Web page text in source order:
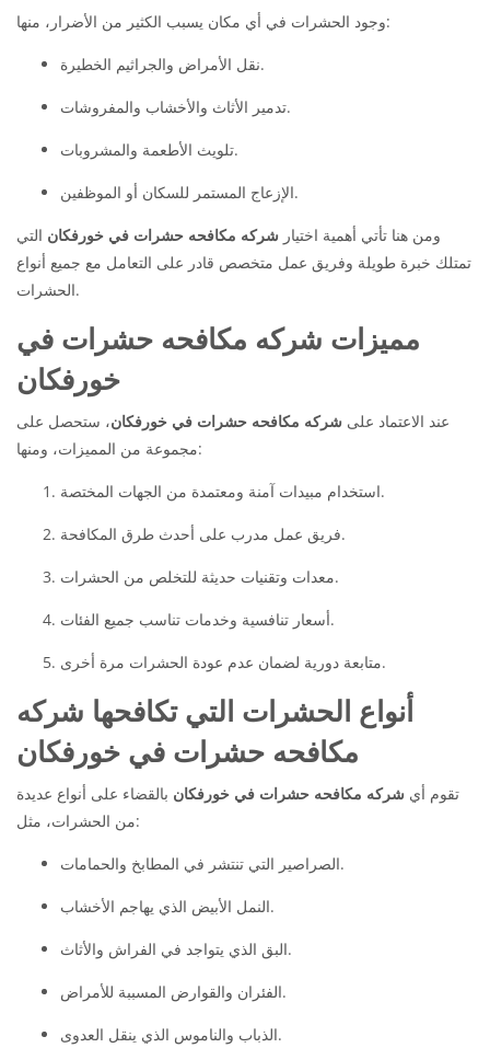
وجود الحشرات في أي مكان يسبب الكثير من الأضرار، منها:
نقل الأمراض والجراثيم الخطيرة.
تدمير الأثاث والأخشاب والمفروشات.
تلويث الأطعمة والمشروبات.
الإزعاج المستمر للسكان أو الموظفين.
ومن هنا تأتي أهمية اختيار شركه مكافحه حشرات في خورفكان التي
تمتلك خبرة طويلة وفريق عمل متخصص قادر على التعامل مع جميع أنواع
الحشرات.
مميزات شركه مكافحه حشرات في
خورفكان
عند الاعتماد على شركه مكافحه حشرات في خورفكان، ستحصل على
مجموعة من المميزات، ومنها:
استخدام مبيدات آمنة ومعتمدة من الجهات المختصة.
فريق عمل مدرب على أحدث طرق المكافحة.
معدات وتقنيات حديثة للتخلص من الحشرات.
أسعار تنافسية وخدمات تناسب جميع الفئات.
متابعة دورية لضمان عدم عودة الحشرات مرة أخرى.
أنواع الحشرات التي تكافحها شركه
مكافحه حشرات في خورفكان
تقوم أي شركه مكافحه حشرات في خورفكان بالقضاء على أنواع عديدة
من الحشرات، مثل:
الصراصير التي تنتشر في المطابخ والحمامات.
النمل الأبيض الذي يهاجم الأخشاب.
البق الذي يتواجد في الفراش والأثاث.
الفئران والقوارض المسببة للأمراض.
الذباب والناموس الذي ينقل العدوى.